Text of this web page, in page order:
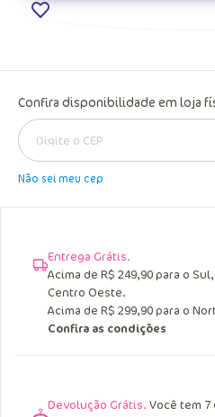
Confira disponibilidade em loja
Não sei meu cep
Entrega Grátis.
Acima de R$ 249,90 para o
Centro Oeste.
Acima de R$ 299,90 para o
Confira as condições
Devolução Grátis. Você tem 7